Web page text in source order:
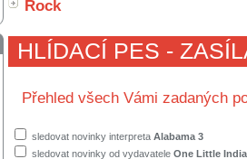
Rock
HLÍDACÍ PES -
Přehled všech Vámi zadaných
sledovat novinky interpreta Alabama 3
sledovat novinky od vydavatele One Little